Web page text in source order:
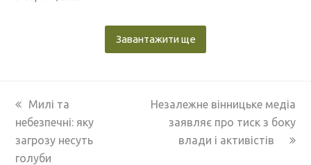
Завантажити ще
previous
post:
Милі та
небезпечні: яку
загрозу несуть
голуби
next
post:
Незалежне вінницьке медіа
заявляє про тиск з боку
влади і активістів